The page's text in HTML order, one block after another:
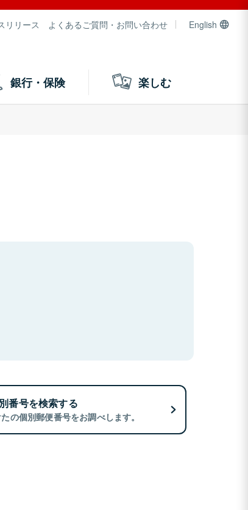
リリース よくあるご質問・お問い合わせ English
銀行・保険 楽しむ
番号を検索する
の個別郵便番号をお調べします。